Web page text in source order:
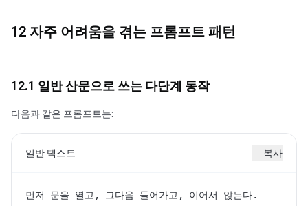
12 자주 어려움을 겪는 프롬프트 패턴
12.1 일반 산문으로 쓰는 다단계 동작
다음과 같은 프롬프트는:
일반 텍스트 복사
먼저 문을 열고, 그다음 들어가고, 이어서 앉는다.